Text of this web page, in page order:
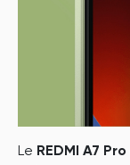
Le REDMI A7 Pro